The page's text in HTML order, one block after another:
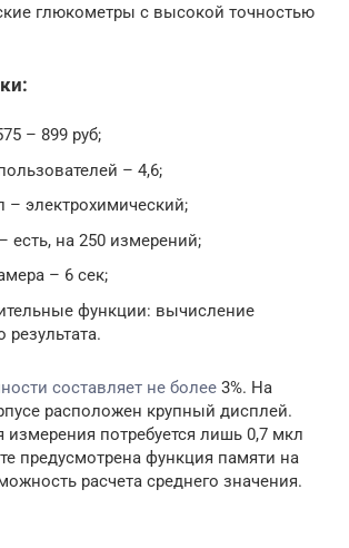
глюкометры с высокой точностью
– 899 руб;
– 4,6;
– электрохимический;
есть, на 250 измерений;
– 6 сек;
функции: вычисление
результата.
составляет не более 3%. На
расположен крупный дисплей.
потребуется лишь 0,7 мкл
предусмотрена функция памяти на
расчета среднего значения.